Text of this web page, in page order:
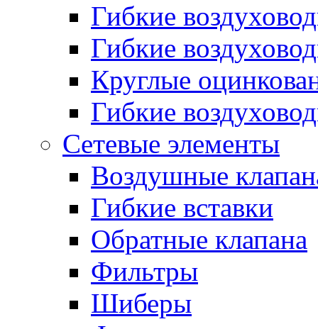
Гибкие
Гибкие
Круглые
Гибкие
Сетевые элементы
Воздушные
Гибкие вставки
Обратные клапана
Фильтры
Шиберы